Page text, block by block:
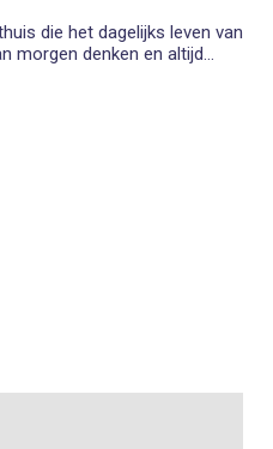
die het dagelijks leven van
morgen denken en altijd